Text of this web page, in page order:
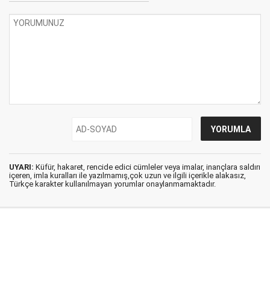
UYARI: Küfür, hakaret, rencide edici cümleler veya imalar, inançlara saldırı
içeren, imla kuralları ile yazılmamış,çok uzun ve ilgili içerikle alakasız,
Türkçe karakter kullanılmayan yorumlar onaylanmamaktadır.